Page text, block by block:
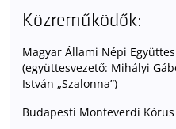
Közreműködők:
Magyar Állami Népi
(együttesvezető: Mihályi
István „Szalonna”)
Budapesti Monteverdi